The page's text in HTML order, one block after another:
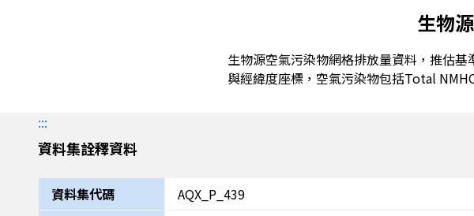
生物
生物源空氣污染物網格排放量資料，推估
與經緯度座標，空氣污染物包括Total
:::
資料集詮釋資料
資料集代碼
AQX_P_439